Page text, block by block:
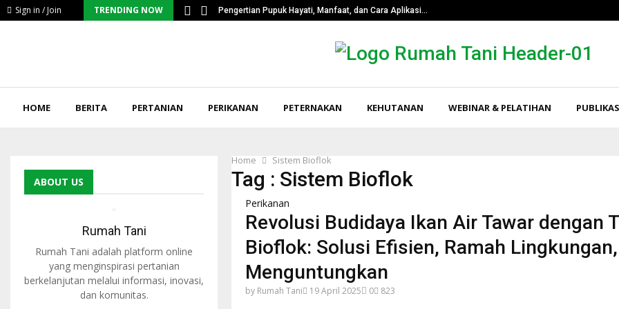
Sign in / Join TRENDING NOW
Serius Petani… Pengertian Pupuk Hayati, Manfaat, dan Cara Aplikasi…
HOME BERITA PERTANIAN PERIKANAN PETERNAKAN KEHUTANAN WEBINAR & PELATIHAN
Home Sistem Bioflok
Tag : Sistem Bioflok
Perikanan
Revolusi Budidaya Ikan Air Tawar dengan
Bioflok: Solusi Efisien, Ramah
Menguntungkan
by Rumah Tani 19 April 2025 0 823
ABOUT US
Rumah Tani
Rumah Tani adalah platform online
yang menginspirasi pertanian
berkelanjutan melalui informasi, inovasi,
dan komunitas.